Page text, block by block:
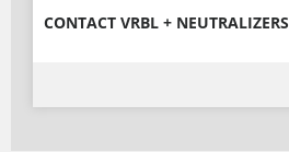
CONTACT VRBL + NEUTRALIZERS